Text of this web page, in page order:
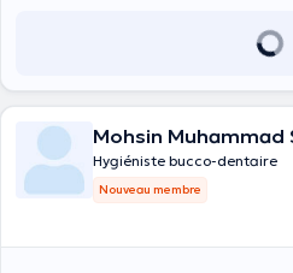
Mohsin Muhammad
Hygiéniste bucco-dentaire
Nouveau membre